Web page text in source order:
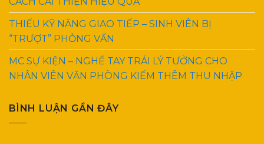
THIẾU KỸ NĂNG GIAO TIẾP – SINH VIÊN BỊ
“TRƯỢT” PHỎNG VẤN
MC SỰ KIỆN – NGHỀ TAY TRÁI LÝ TƯỞNG CHO
NHÂN VIÊN VĂN PHÒNG KIẾM THÊM THU NHẬP
BÌNH LUẬN GẦN ĐÂY